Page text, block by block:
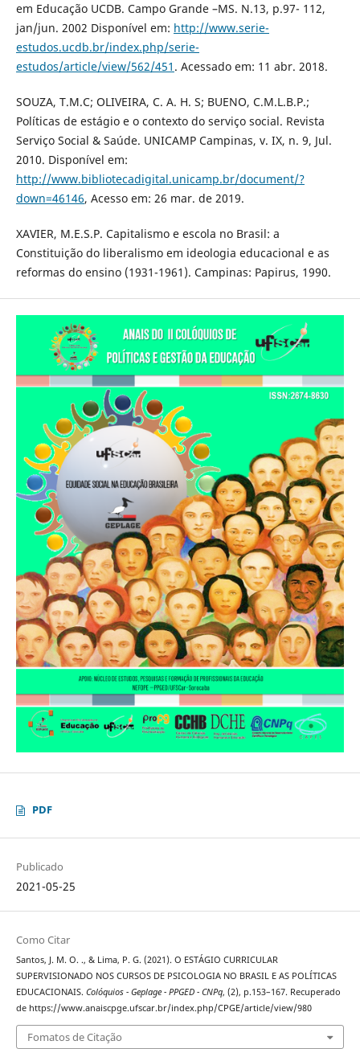
em Educação UCDB. Campo Grande –MS. N.13, p.97- 112,
jan/jun. 2002 Disponível em: http://www.serie-
estudos.ucdb.br/index.php/serie-
estudos/article/view/562/451 . Acessado em: 11 abr. 2018.
SOUZA, T.M.C; OLIVEIRA, C. A. H. S; BUENO, C.M.L.B.P.;
Políticas de estágio e o contexto do serviço social. Revista
Serviço Social & Saúde. UNICAMP Campinas, v. IX, n. 9, Jul.
2010. Disponível em:
http://www.bibliotecadigital.unicamp.br/document/?
down=46146, Acesso em: 26 mar. de 2019.
XAVIER, M.E.S.P. Capitalismo e escola no Brasil: a
Constituição do liberalismo em ideologia educacional e as
reformas do ensino (1931-1961). Campinas: Papirus, 1990.
PDF
Publicado
2021-05-25
Como Citar
Santos, J. M. O. ., & Lima, P. G. (2021). O ESTÁGIO CURRICULAR
SUPERVISIONADO NOS CURSOS DE PSICOLOGIA NO BRASIL E AS POLÍTICAS
EDUCACIONAIS. Colóquios - Geplage - PPGED - CNPq, (2), p.153–167. Recuperado
de https://www.anaiscpge.ufscar.br/index.php/CPGE/article/view/980
Fomatos de Citação